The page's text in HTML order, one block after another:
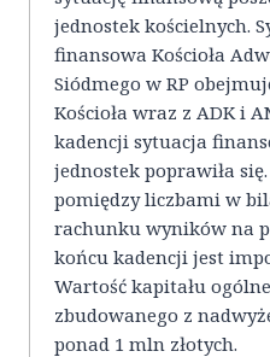
jednostek kościelnych.
finansowa Kościoła
Siódmego w RP
Kościoła wraz z ADK i
kadencji sytuacja
jednostek poprawiła
pomiędzy liczbami w
rachunku wyników na
końcu kadencji jest
Wartość kapitału
zbudowanego z
ponad 1 mln złotych.